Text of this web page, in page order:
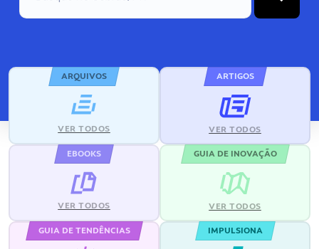
ARQUIVOS
VER TODOS
ARTIGOS
VER TODOS
EBOOKS
VER TODOS
GUIA DE INOVAÇÃO
VER TODOS
GUIA DE TENDÊNCIAS IMPULSIONA